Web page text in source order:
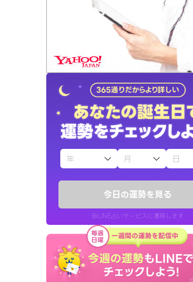
今日の運勢を見る
※LINE占いサービスに遷移します
占いの流れ
おすすめの占い師
よくある質問
えもじの子（占）12星座占い
お知らせ